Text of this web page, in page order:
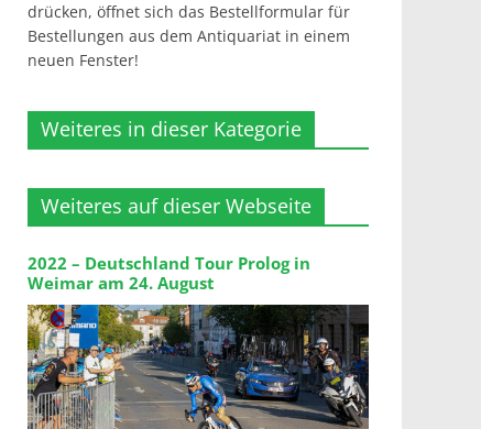
drücken, öffnet sich das Bestellformular für
Bestellungen aus dem Antiquariat in einem
neuen Fenster!
Weiteres in dieser Kategorie
Weiteres auf dieser Webseite
2022 – Deutschland Tour Prolog in
Weimar am 24. August